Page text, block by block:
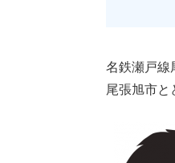
名鉄瀬戸線
尾張旭市と